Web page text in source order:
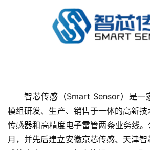
首
页
智芯传感（Smart Sensor）是一
模组研发、生产、销售于一体的高新
传感器和高精度电子雷管两条业务线
月，并先后建立安徽京芯传感、天津